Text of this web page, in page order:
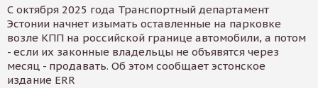
С октября 2025 года Транспортный департамент
Эстонии начнет изымать оставленные на парковке
возле КПП на российской границе автомобили, а потом
- если их законные владельцы не объявятся через
месяц - продавать. Об этом сообщает эстонское
издание ERR